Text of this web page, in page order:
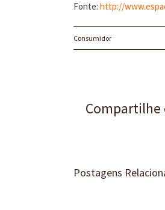
Fonte: http://
Consumidor
Compartilhe
Postagens